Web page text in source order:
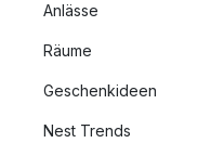
Anlässe
Räume
Geschenkideen
Nest Trends